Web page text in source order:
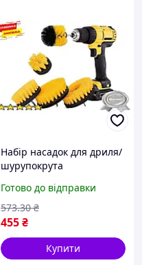
Набір насадок для дриля/
шурупокрута
автомобіля та дому
Готово до відправки
455₴
573.30 ₴
Купити